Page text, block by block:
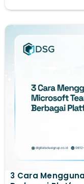
3 Cara